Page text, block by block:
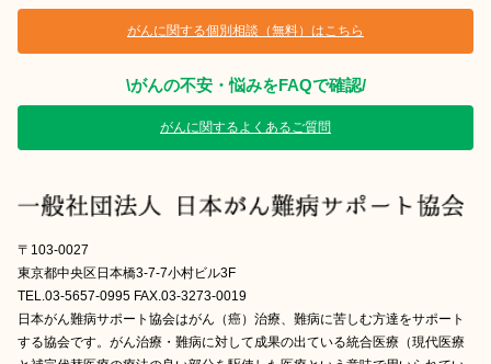
がんに関する個別相談（無料）はこちら
\がんの不安・悩みをFAQで確認/
がんに関するよくあるご質問
〒103-0027
東京都中央区日本橋3-7-7小村ビル3F
TEL.03-5657-0995 FAX.03-3273-0019
日本がん難病サポート協会はがん（癌）治療、難病に苦しむ方達をサポート
する協会です。がん治療・難病に対して成果の出ている統合医療（現代医療